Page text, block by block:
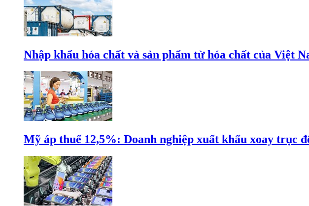
Nhập khẩu hóa chất và sản phẩm từ hóa chất của Việt
Mỹ áp thuế 12,5%: Doanh nghiệp xuất khẩu xoay trục